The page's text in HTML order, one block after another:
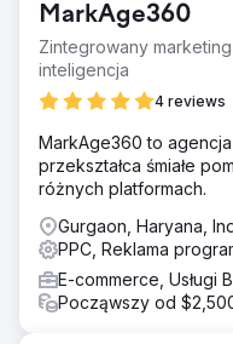
konkurencyjny. O
zarówno lokalne, jak i
Rozwiązanie
Przeprowadź
atrakcyjną treść
kluczowych, które
zerowym zysku.
kluczowych, które w
Wyniki
Ogólnie rzecz biorąc,
ciągu zaledwie 6
MarkAge360
Zintegrowany
inteligencja
4 reviews
MarkAge360 to
przekształca śmiałe
różnych platformach.
Gurgaon, Haryana,
PPC, Reklama
E-commerce, Usługi
Począwszy od